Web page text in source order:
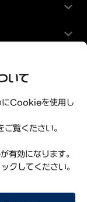
いて
にCookieを使用し
覧ください。
有効になります。
クしてください。